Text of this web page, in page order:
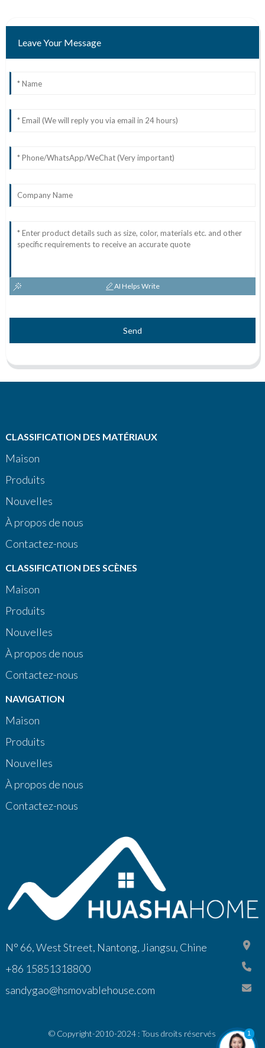
Leave Your Message
AI Helps Write
Send
CLASSIFICATION DES MATÉRIAUX
Maison
Produits
Nouvelles
À propos de nous
Contactez-nous
CLASSIFICATION DES SCÈNES
Maison
Produits
Nouvelles
À propos de nous
Contactez-nous
NAVIGATION
Maison
Produits
Nouvelles
À propos de nous
Contactez-nous
N° 66, West Street, Nantong, Jiangsu, Chine
+86 15851318800
sandygao@hsmovablehouse.com
© Copyright-2010-2024 : Tous droits réservés 1